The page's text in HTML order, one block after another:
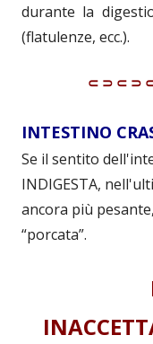
durante la
(flatulenze, ecc.).
INTESTINO
Se il sentito
INDIGESTA,
ancora più
“porcata”.